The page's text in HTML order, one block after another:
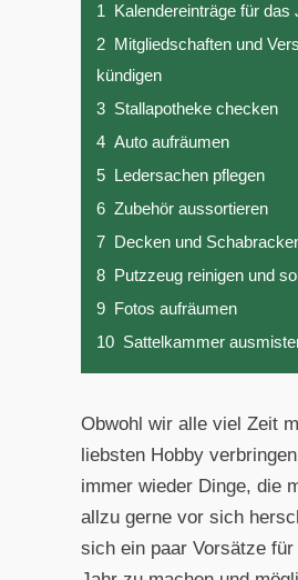
1 Kalendereinträge für das
2 Mitgliedschaften und
kündigen
3 Stallapotheke checken
4 Auto aufräumen
5 Ledersachen pflegen
6 Zubehör aussortieren
7 Decken und
8 Putzzeug reinigen und
9 Fotos aufräumen
10 Sattelkammer
Obwohl wir alle viel Zeit
liebsten Hobby
immer wieder Dinge, die
allzu gerne vor sich
sich ein paar Vorsätze für